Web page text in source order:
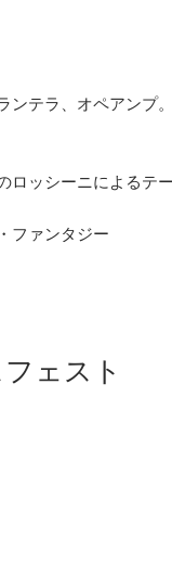
ンテラ、オペアンプ
ロッシーニによるテ
ファンタジー
ェスト